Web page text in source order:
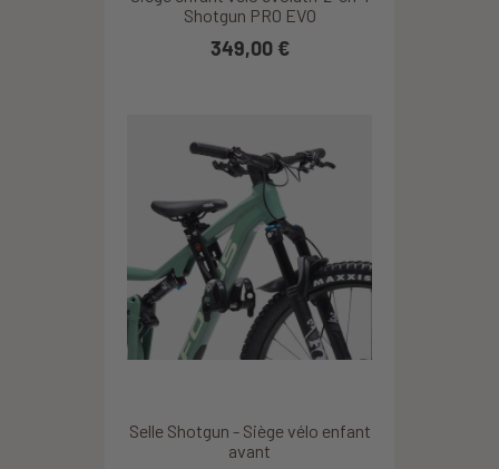
Shotgun PRO EVO
349,00 €
Selle Shotgun - Siège vélo enfant
avant